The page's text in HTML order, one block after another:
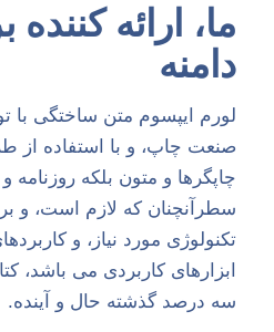
ما، ارائه
دامنه
لورم ایپسوم متن ساختگی با
صنعت چاپ، و با استفاده از
چاپگرها و متون بلکه
سطرآنچنان که لازم است، و
تکنولوژی مورد نیاز، و
ابزارهای کاربردی می باشد،
سه درصد گذشته حال و آینده.